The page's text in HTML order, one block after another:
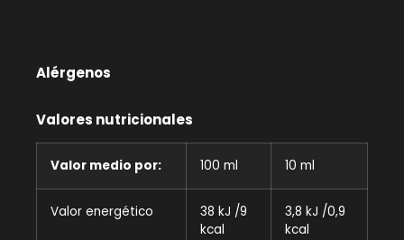
Alérgenos
Valores nutricionales
Valor medio por: 100 ml 10 ml
Valor energético
38 kJ /9
kcal
3,8 kJ /0,9
kcal